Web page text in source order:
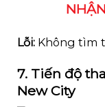
Lỗi:Không tìm
7. Tiến độ
New City